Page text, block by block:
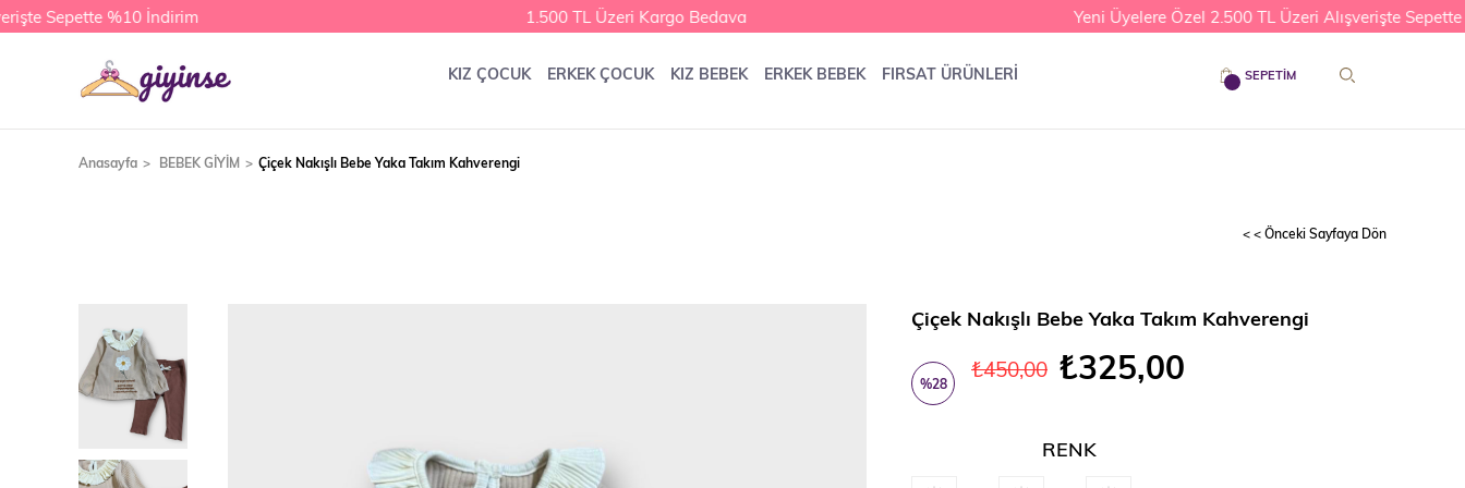
Sepette %10 İndirim 1.500 TL Üzeri Kargo Bedava Yeni Üyelere Özel 2.500 TL Üzeri Alışverişte Sepette
SEPETIM
KIZ ÇOCUK ERKEK ÇOCUK KIZ BEBEK ERKEK BEBEK FIRSAT ÜRÜNLERİ
Anasayfa BEBEK GİYİM Çiçek Nakışlı Bebe Yaka Takım Kahverengi
< < Önceki Sayfaya Dön
Çiçek Nakışlı Bebe Yaka Takım Kahverengi
%28
₺450,00 ₺325,00
RENK